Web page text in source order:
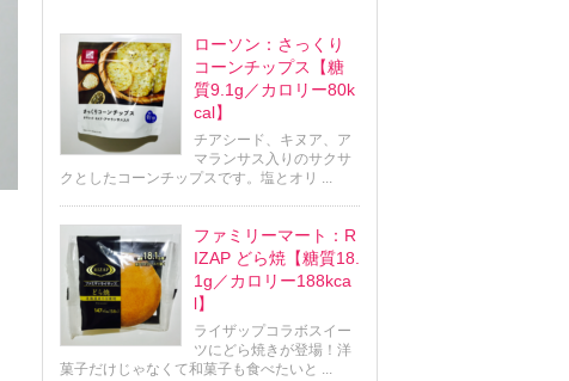
ローソン：さっくり
コーンチップス【糖
質9.1g／カロリー80k
cal】
チアシード、キヌア、ア
マランサス入りのサクサ
クとしたコーンチップスです。塩とオリ ...
ファミリーマート：R
IZAP どら焼【糖質18.
1g／カロリー188kca
l】
ライザップコラボスイー
ツにどら焼きが登場！洋
菓子だけじゃなくて和菓子も食べたいと ...